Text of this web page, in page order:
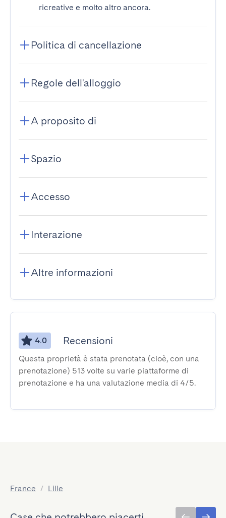
ricreative e molto altro ancora.
Politica di cancellazione
Regole dell'alloggio
A proposito di
Spazio
Accesso
Interazione
Altre informazioni
4.0 Recensioni
Questa proprietà è stata prenotata (cioè, con una
prenotazione) 513 volte su varie piattaforme di
prenotazione e ha una valutazione media di 4/5.
France / Lille